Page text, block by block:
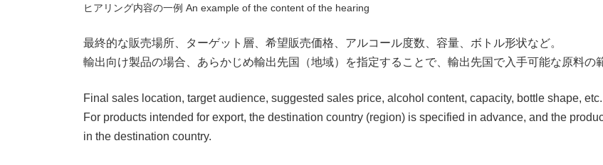
ヒアリング内容の一例 An example of the content of the hearing
最終的な販売場所、ターゲット層、希望販売価格、アルコール度数、容量、ボトル形状など。
輸出向け製品の場合、あらかじめ輸出先国（地域）を指定することで、輸出先国で入手可能な原料の
Final sales location, target audience, suggested sales price, alcohol content, capacity, bottle shape, etc.
For products intended for export, the destination country (region) is specified in advance, and the
in the destination country.